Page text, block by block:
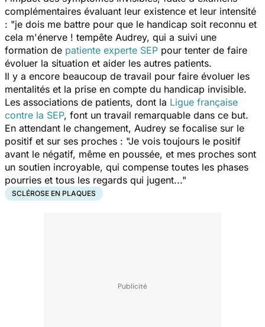
complémentaires évaluant leur existence et leur intensité
: "je dois me battre pour que le handicap soit reconnu et
cela m'énerve ! tempête Audrey, qui a suivi une
formation de patiente experte SEP pour tenter de faire
évoluer la situation et aider les autres patients.
Il y a encore beaucoup de travail pour faire évoluer les
mentalités et la prise en compte du handicap invisible.
Les associations de patients, dont la Ligue française
contre la SEP, font un travail remarquable dans ce but.
En attendant le changement, Audrey se focalise sur le
positif et sur ses proches : "Je vois toujours le positif
avant le négatif, même en poussée, et mes proches sont
un soutien incroyable, qui compense toutes les phases
pourries et tous les regards qui jugent..."
SCLÉROSE EN PLAQUES